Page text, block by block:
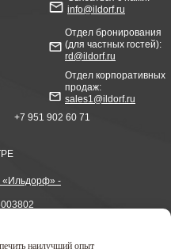
«Ильдорф»
«Ильдорф» -
info@ildorf.ru
Отдел бронирования
(для частных гостей):
rd@ildorf.ru
Отдел корпоративных
продаж:
sales1@ildorf.ru
+7 951 902 60 71
наилучший опыт